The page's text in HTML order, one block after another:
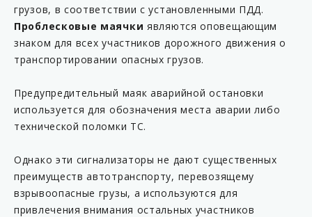
грузов, в соответствии с установленными ПДД.
Проблесковые маячки являются оповещающим
знаком для всех участников дорожного движения о
транспортировании опасных грузов.
Предупредительный маяк аварийной остановки
используется для обозначения места аварии либо
технической поломки ТС.
Однако эти сигнализаторы не дают существенных
преимуществ автотранспорту, перевозящему
взрывоопасные грузы, а используются для
привлечения внимания остальных участников